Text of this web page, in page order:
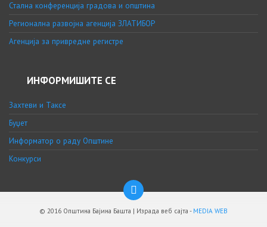
Стална конференција градова и општина
Регионална развојна агенција ЗЛАТИБОР
Агенција за привредне регистре
ИНФОРМИШИТЕ СЕ
Захтеви и Таксе
Буџет
Информатор о раду Општине
Конкурси
© 2016 Општина Бајина Башта | Израда веб сајта - MEDIA WEB